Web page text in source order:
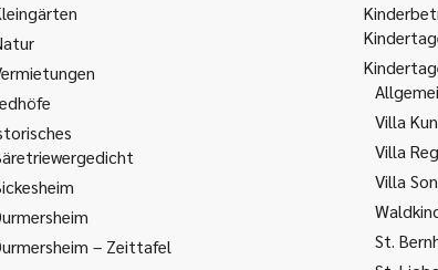
– Zeittafel
Villa
Villa
Villa
St.